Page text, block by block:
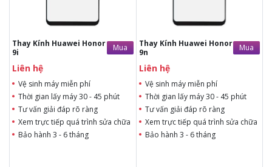
Thay Kính Huawei Honor
9i
Mua
Liên hệ
Vệ sinh máy miễn phí
Thời gian lấy máy 30 - 45 phút
Tư vấn giải đáp rõ ràng
Xem trực tiếp quá trình sửa chữa
Bảo hành 3 - 6 tháng
Bảo hành 12 tháng
Thay Kính Huawei Honor
9n
Mua
Liên hệ
Vệ sinh máy miễn phí
Thời gian lấy máy 30 - 45 phút
Tư vấn giải đáp rõ ràng
Xem trực tiếp quá trình sửa chữa
Bảo hành 3 - 6 tháng
Bảo hành 12 tháng